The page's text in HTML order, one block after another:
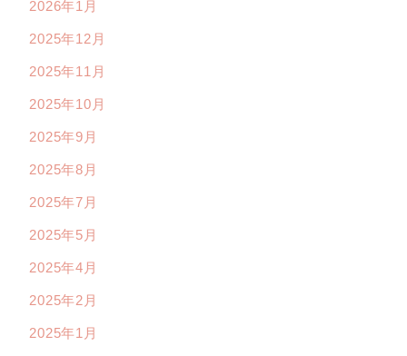
2026年1月
2025年12月
2025年11月
2025年10月
2025年9月
2025年8月
2025年7月
2025年5月
2025年4月
2025年2月
2025年1月